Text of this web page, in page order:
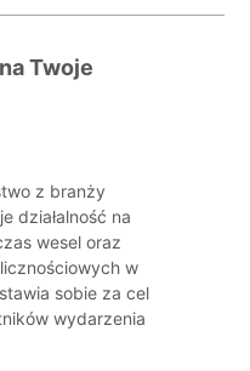
Twoje
z branży
działalność na
wesel oraz
w
sobie za cel
wydarzenia